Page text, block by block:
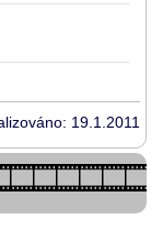
19.1.2011